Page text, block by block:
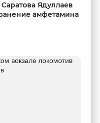
Ядуллаев
амфетамина